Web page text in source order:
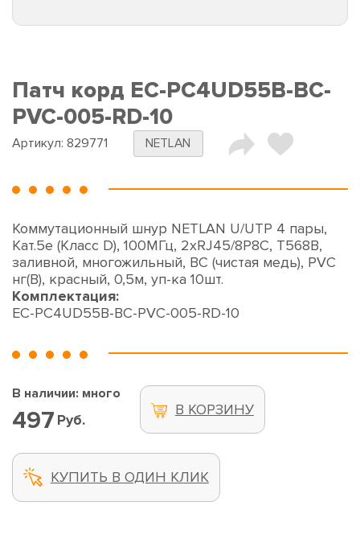
Патч корд EC-PC4UD55B-BC-
PVC-005-RD-10
Артикул: 829771 NETLAN
Коммутационный шнур NETLAN U/UTP 4 пары,
Кат.5е (Класс D), 100МГц, 2хRJ45/8P8C, T568B,
заливной, многожильный, BC (чистая медь), PVC
нг(B), красный, 0,5м, уп-ка 10шт.
Комплектация:
EC-PC4UD55B-BC-PVC-005-RD-10
В наличии: много
497 Руб.
В КОРЗИНУ
КУПИТЬ В ОДИН КЛИК